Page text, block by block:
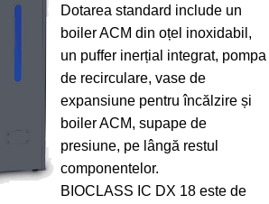
Dotarea standard include un
boiler ACM din oțel inoxidabil,
un puffer inerțial integrat, pompa
de recirculare, vase de
expansiune pentru încălzire și
boiler ACM, supape de
presiune, pe lângă restul
componentelor.
BIOCLASS IC DX 18 este de